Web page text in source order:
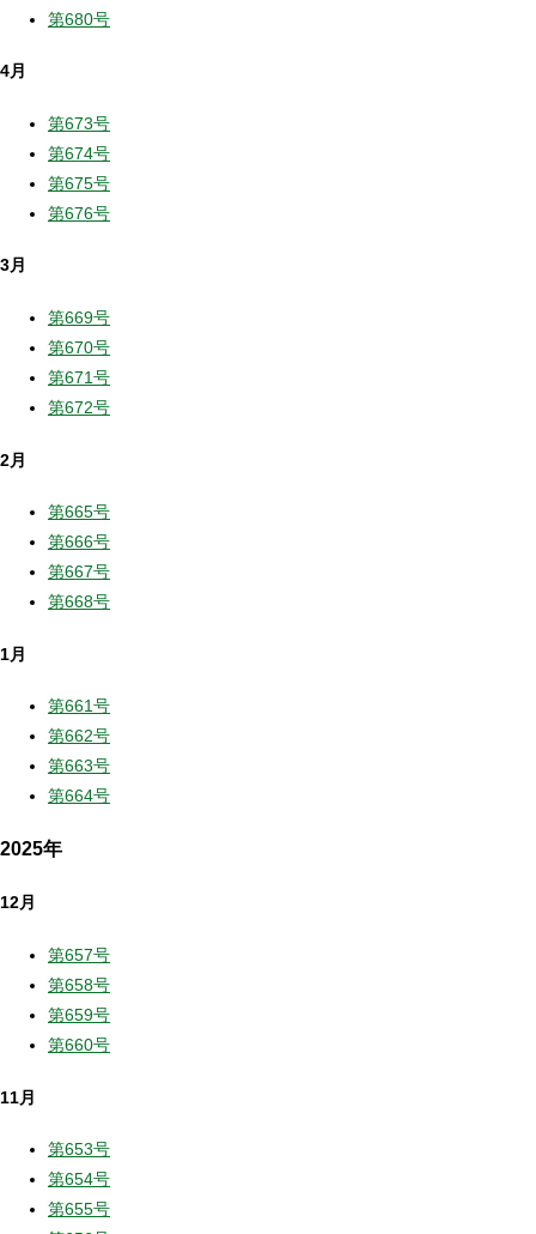
第680号
4月
第673号
第674号
第675号
第676号
3月
第669号
第670号
第671号
第672号
2月
第665号
第666号
第667号
第668号
1月
第661号
第662号
第663号
第664号
2025年
12月
第657号
第658号
第659号
第660号
11月
第653号
第654号
第655号